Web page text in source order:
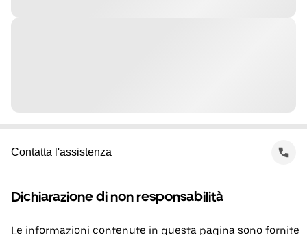
Contatta l'assistenza
Dichiarazione di non responsabilità
Le informazioni contenute in questa pagina sono fornite